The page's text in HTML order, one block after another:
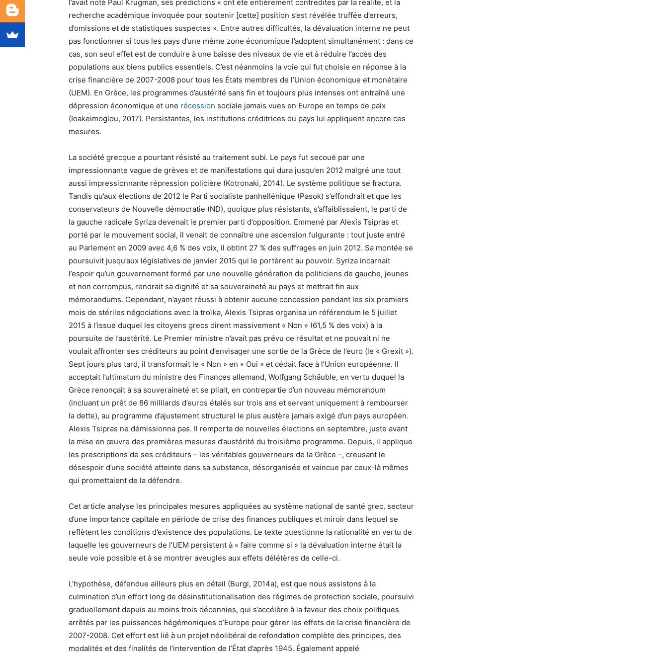
l’avait noté Paul Krugman, ses prédictions « ont été entièrement contredites par la réalité, et la
recherche académique invoquée pour soutenir [cette] position s’est révélée truffée d’erreurs,
d’omissions et de statistiques suspectes ». Entre autres difficultés, la dévaluation interne ne peut
pas fonctionner si tous les pays d’une même zone économique l’adoptent simultanément : dans ce
cas, son seul effet est de conduire à une baisse des niveaux de vie et à réduire l’accès des
populations aux biens publics essentiels. C’est néanmoins la voie qui fut choisie en réponse à la
crise financière de 2007-2008 pour tous les États membres de l’Union économique et monétaire
(UEM). En Grèce, les programmes d’austérité sans fin et toujours plus intenses ont entraîné une
dépression économique et une récession sociale jamais vues en Europe en temps de paix
(Ioakeimoglou, 2017). Persistantes, les institutions créditrices du pays lui appliquent encore ces
mesures.
La société grecque a pourtant résisté au traitement subi. Le pays fut secoué par une
impressionnante vague de grèves et de manifestations qui dura jusqu’en 2012 malgré une tout
aussi impressionnante répression policière (Kotronaki, 2014). Le système politique se fractura.
Tandis qu’aux élections de 2012 le Parti socialiste panhellénique (Pasok) s’effondrait et que les
conservateurs de Nouvelle démocratie (ND), quoique plus résistants, s’affaiblissaient, le parti de
la gauche radicale Syriza devenait le premier parti d’opposition. Emmené par Alexis Tsipras et
porté par le mouvement social, il venait de connaître une ascension fulgurante : tout juste entré
au Parlement en 2009 avec 4,6 % des voix, il obtint 27 % des suffrages en juin 2012. Sa montée se
poursuivit jusqu’aux législatives de janvier 2015 qui le portèrent au pouvoir. Syriza incarnait
l’espoir qu’un gouvernement formé par une nouvelle génération de politiciens de gauche, jeunes
et non corrompus, rendrait sa dignité et sa souveraineté au pays et mettrait fin aux
mémorandums. Cependant, n’ayant réussi à obtenir aucune concession pendant les six premiers
mois de stériles négociations avec la troïka, Alexis Tsipras organisa un référendum le 5 juillet
2015 à l’issue duquel les citoyens grecs dirent massivement « Non » (61,5 % des voix) à la
poursuite de l’austérité. Le Premier ministre n’avait pas prévu ce résultat et ne pouvait ni ne
voulait affronter ses créditeurs au point d’envisager une sortie de la Grèce de l’euro (le « Grexit »).
Sept jours plus tard, il transformait le « Non » en « Oui » et cédait face à l’Union européenne. Il
acceptait l’ultimatum du ministre des Finances allemand, Wolfgang Schäuble, en vertu duquel la
Grèce renonçait à sa souveraineté et se pliait, en contrepartie d’un nouveau mémorandum
(incluant un prêt de 86 milliards d’euros étalés sur trois ans et servant uniquement à rembourser
la dette), au programme d’ajustement structurel le plus austère jamais exigé d’un pays européen.
Alexis Tsipras ne démissionna pas. Il remporta de nouvelles élections en septembre, juste avant
la mise en œuvre des premières mesures d’austérité du troisième programme. Depuis, il applique
les prescriptions de ses créditeurs – les véritables gouverneurs de la Grèce –, creusant le
désespoir d’une société atteinte dans sa substance, désorganisée et vaincue par ceux-là mêmes
qui promettaient de la défendre.
Cet article analyse les principales mesures appliquées au système national de santé grec, secteur
d’une importance capitale en période de crise des finances publiques et miroir dans lequel se
reflètent les conditions d’existence des populations. Le texte questionne la rationalité en vertu de
laquelle les gouverneurs de l’UEM persistent à « faire comme si » la dévaluation interne était la
seule voie possible et à se montrer aveugles aux effets délétères de celle-ci.
L’hypothèse, défendue ailleurs plus en détail (Burgi, 2014a), est que nous assistons à la
culmination d’un effort long de désinstitutionalisation des régimes de protection sociale, poursuivi
graduellement depuis au moins trois décennies, qui s’accélère à la faveur des choix politiques
arrêtés par les puissances hégémoniques d’Europe pour gérer les effets de la crise financière de
2007-2008. Cet effort est lié à un projet néolibéral de refondation complète des principes, des
modalités et des finalités de l’intervention de l’État d’après 1945. Également appelé